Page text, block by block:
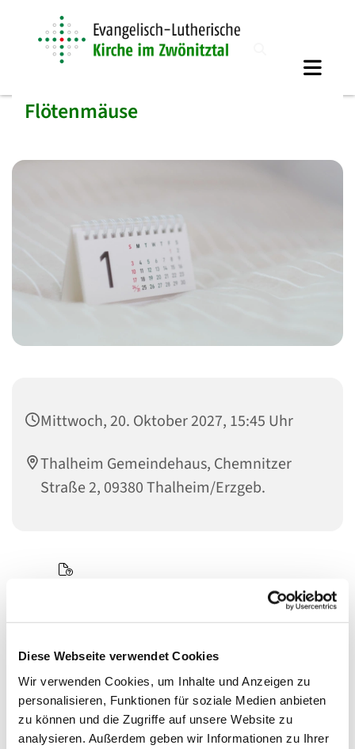
Diese Webseite verwendet Cookies
Wir verwenden Cookies, um Inhalte und Anzeigen zu
personalisieren, Funktionen für soziale Medien anbieten
zu können und die Zugriffe auf unsere Website zu
analysieren. Außerdem geben wir Informationen zu Ihrer
Flötenmäuse
Mittwoch, 20. Oktober 2027, 15:45 Uhr
Thalheim Gemeindehaus, Chemnitzer
Straße 2, 09380 Thalheim/Erzgeb.